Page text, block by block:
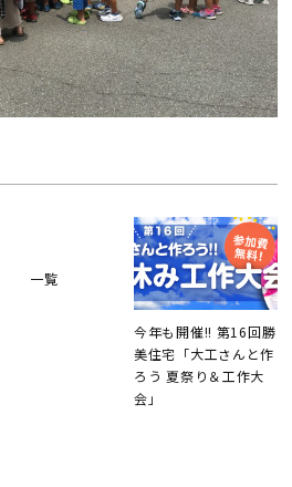
ソーシャルメディアポリ
一覧
今年も開催!! 第16回勝
美住宅「大工さんと作
ろう 夏祭り＆工作大
会」